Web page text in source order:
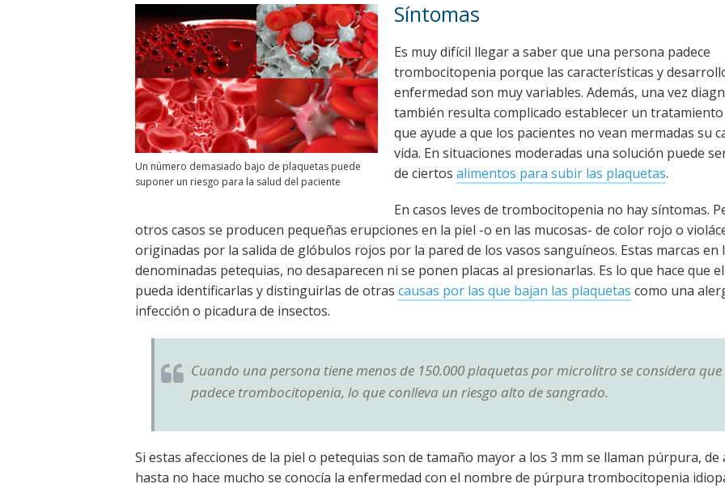
Un número demasiado bajo de plaquetas puede
suponer un riesgo para la salud del paciente
Síntomas
Es muy difícil llegar a saber que una persona padece
trombocitopenia porque las características y
enfermedad son muy variables. Además, una vez
también resulta complicado establecer un tratamiento
que ayude a que los pacientes no vean mermadas su
vida. En situaciones moderadas una solución puede
de ciertos alimentos para subir las plaquetas.
En casos leves de trombocitopenia no hay síntomas.
otros casos se producen pequeñas erupciones en la piel -o en las mucosas- de color rojo o
originadas por la salida de glóbulos rojos por la pared de los vasos sanguíneos. Estas marcas en
denominadas petequias, no desaparecen ni se ponen placas al presionarlas. Es lo que hace que
pueda identificarlas y distinguirlas de otras causas por las que bajan las plaquetas como una
infección o picadura de insectos.
Cuando una persona tiene menos de 150.000 plaquetas por microlitro se considera que
padece trombocitopenia, lo que conlleva un riesgo alto de sangrado.
Si estas afecciones de la piel o petequias son de tamaño mayor a los 3 mm se llaman púrpura, de
hasta no hace mucho se conocía la enfermedad con el nombre de púrpura trombocitopenia